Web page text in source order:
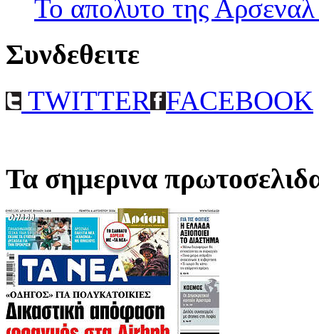
Το απολυτο της
Συνδεθειτε
TWITTER FACEBOOK
Τα σημερινα